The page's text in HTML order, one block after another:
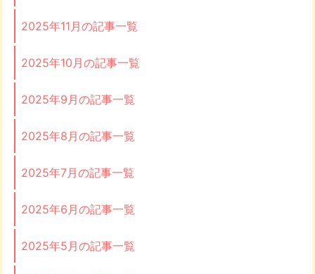
2025年11月の記事一覧
2025年10月の記事一覧
2025年9月の記事一覧
2025年8月の記事一覧
2025年7月の記事一覧
2025年6月の記事一覧
2025年5月の記事一覧